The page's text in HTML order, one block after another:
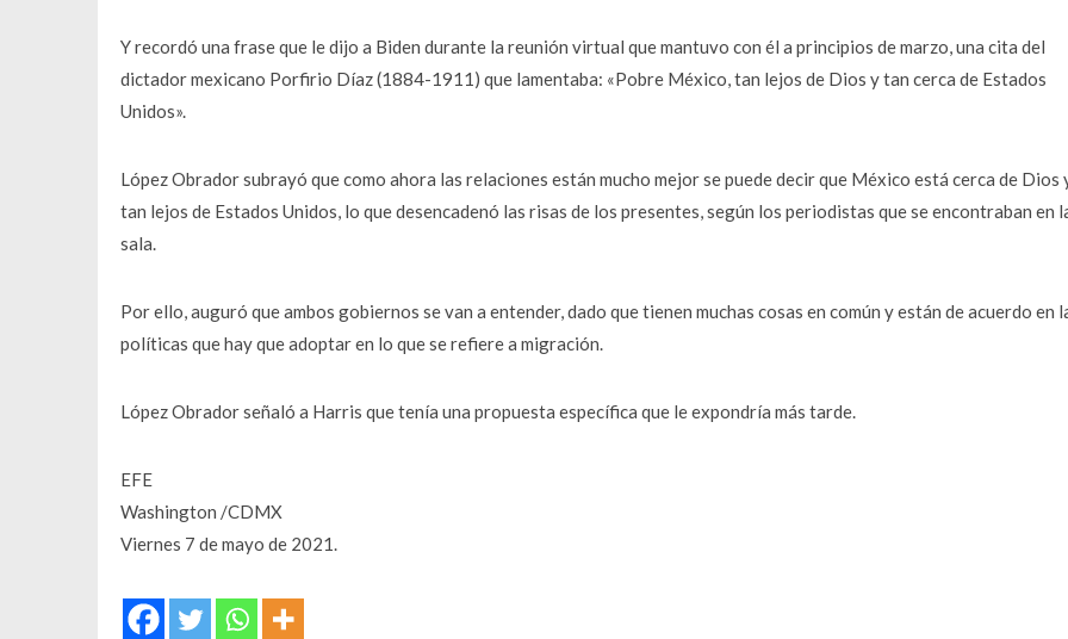
Y recordó una frase que le dijo a Biden durante la reunión virtual que mantuvo con él a principios de marzo, una cita del
dictador mexicano Porfirio Díaz (1884-1911) que lamentaba: «Pobre México, tan lejos de Dios y tan cerca de Estados
Unidos».
López Obrador subrayó que como ahora las relaciones están mucho mejor se puede decir que México está cerca de Dios
tan lejos de Estados Unidos, lo que desencadenó las risas de los presentes, según los periodistas que se encontraban en
sala.
Por ello, auguró que ambos gobiernos se van a entender, dado que tienen muchas cosas en común y están de acuerdo en
políticas que hay que adoptar en lo que se refiere a migración.
López Obrador señaló a Harris que tenía una propuesta específica que le expondría más tarde.
EFE
Washington /CDMX
Viernes 7 de mayo de 2021.